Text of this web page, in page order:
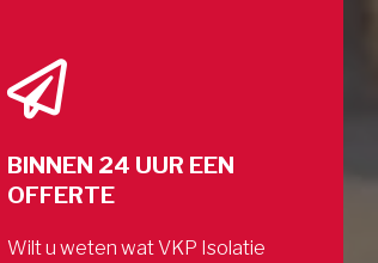
BINNEN 24 UUR EEN
OFFERTE
Wilt u weten wat VKP Isolatie